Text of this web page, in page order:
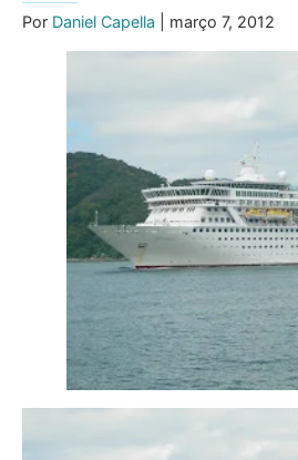
Por Daniel Capella | março 7, 2012